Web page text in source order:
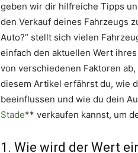
geben wir dir hilfreiche Tipps
den Verkauf deines Fahrzeugs
Auto?“ stellt sich vielen
einfach den aktuellen Wert
von verschiedenen Faktoren
diesem Artikel erfährst du, wie
beeinflussen und wie du dein
Stade** verkaufen kannst, um
1. Wie wird der Wert